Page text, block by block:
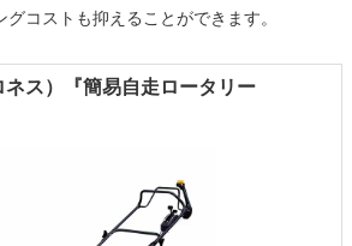
コストも抑えることができます。
ス）『簡易自走ロータリー